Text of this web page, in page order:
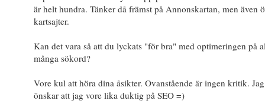
är helt hundra. Tänker då främst på Annonskartan, men även
kartsajter.
Kan det vara så att du lyckats "för bra" med optimeringen på
många sökord?
Vore kul att höra dina åsikter. Ovanstående är ingen kritik. Jag
önskar att jag vore lika duktig på SEO =)